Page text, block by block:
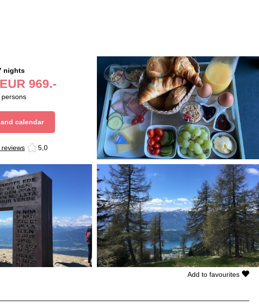
nights
EUR 969.-
persons
calendar
reviews 5,0
Add to favourites